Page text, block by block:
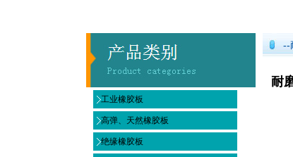
工业橡胶板
高弹、天然橡胶板
绝缘橡胶板
--
耐